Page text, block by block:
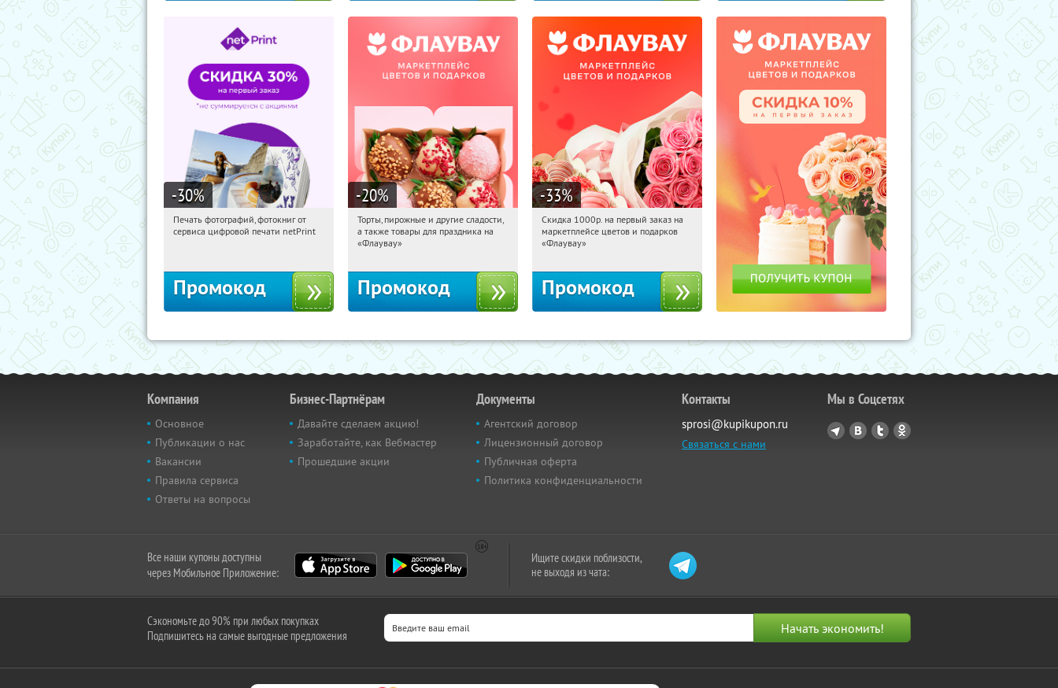
-30%
02:33:26 Получили:
Печать фотографий, фотокниг от
сервиса цифровой печати netPrint
Промокод
-20%
02:33:26 Получили:
Россия
Торты, пирожные и другие сладости,
а также товары для праздника на
«Флаувау»
Промокод
-33%
02:33:26 Получили:
Россия
Скидка 1000р. на первый заказ на
маркетплейсе цветов и подарков
«Флаувау»
Промокод
Компания
Основное
Публикации о нас
Вакансии
Правила сервиса
Ответы на вопросы
Бизнес-Партнёрам
Давайте сделаем акцию!
Заработайте, как Вебмастер
Прошедшие акции
Документы
Агентский договор
Лицензионный договор
Публичная оферта
Политика конфиденциальности
Контакты
sprosi@kupikupon.ru
Связаться с нами
Мы в Соцсетях
Все наши купоны доступны
через Мобильное Приложение:
Ищите скидки поблизости,
не выходя из чата:
Сэкономьте до 90% при любых покупках
Подпишитесь на самые выгодные предложения